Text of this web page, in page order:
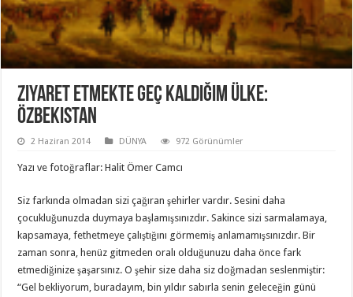
Ziyaret Etmekte Geç Kaldığım Ülke:
Özbekistan
2 Haziran 2014 DÜNYA 972 Görünümler
Yazı ve fotoğraflar: Halit Ömer Camcı
Siz farkında olmadan sizi çağıran şehirler vardır. Sesini daha
çocukluğunuzda duymaya başlamışsınızdır. Sakince sizi sarmalamaya,
kapsamaya, fethetmeye çalıştığını görmemiş anlamamışsınızdır. Bir
zaman sonra, henüz gitmeden oralı olduğunuzu daha önce fark
etmediğinize şaşarsınız. O şehir size daha siz doğmadan seslenmiştir:
“Gel bekliyorum, buradayım, bin yıldır sabırla senin geleceğin günü